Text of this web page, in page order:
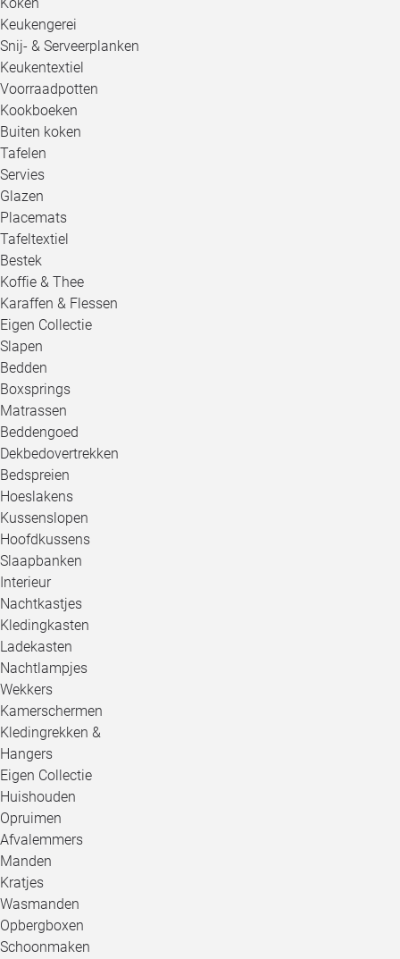
Keukengerei
Snij- & Serveerplanken
Keukentextiel
Voorraadpotten
Kookboeken
Buiten koken
Tafelen
Servies
Glazen
Placemats
Tafeltextiel
Bestek
Koffie & Thee
Karaffen & Flessen
Eigen Collectie
Slapen
Bedden
Boxsprings
Matrassen
Beddengoed
Dekbedovertrekken
Bedspreien
Hoeslakens
Kussenslopen
Hoofdkussens
Slaapbanken
Interieur
Nachtkastjes
Kledingkasten
Ladekasten
Nachtlampjes
Wekkers
Kamerschermen
Kledingrekken &
Hangers
Eigen Collectie
Huishouden
Opruimen
Afvalemmers
Manden
Kratjes
Wasmanden
Opbergboxen
Schoonmaken